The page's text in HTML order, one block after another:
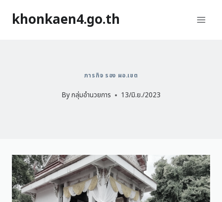
khonkaen4.go.th
ภารกิจ รอง ผอ.เขต
Byกลุ่มอำนวยการ 13/มิ.ย./2023